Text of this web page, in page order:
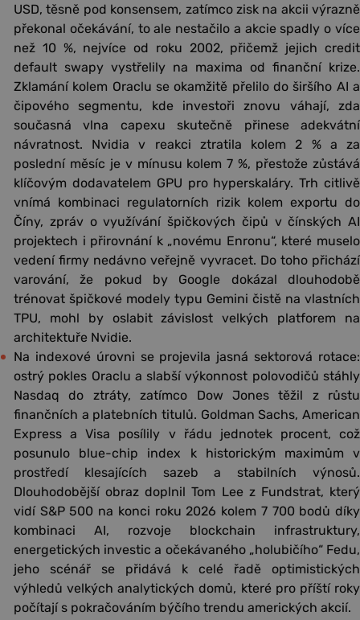
USD, těsně pod konsensem, zatímco zisk na akcii výrazně
překonal očekávání, to ale nestačilo a akcie spadly o více
než 10 %, nejvíce od roku 2002, přičemž jejich credit
default swapy vystřelily na maxima od finanční krize.
Zklamání kolem Oraclu se okamžitě přelilo do širšího AI a
čipového segmentu, kde investoři znovu váhají, zda
současná vlna capexu skutečně přinese adekvátní
návratnost. Nvidia v reakci ztratila kolem 2 % a za
poslední měsíc je v mínusu kolem 7 %, přestože zůstává
klíčovým dodavatelem GPU pro hyperskaláry. Trh citlivě
vnímá kombinaci regulatorních rizik kolem exportu do
Číny, zpráv o využívání špičkových čipů v čínských AI
projektech i přirovnání k „novému Enronu“, které muselo
vedení firmy nedávno veřejně vyvracet. Do toho přichází
varování, že pokud by Google dokázal dlouhodobě
trénovat špičkové modely typu Gemini čistě na vlastních
TPU, mohl by oslabit závislost velkých platforem na
architektuře Nvidie.
Na indexové úrovni se projevila jasná sektorová rotace:
ostrý pokles Oraclu a slabší výkonnost polovodičů stáhly
Nasdaq do ztráty, zatímco Dow Jones těžil z růstu
finančních a platebních titulů. Goldman Sachs, American
Express a Visa posílily v řádu jednotek procent, což
posunulo blue-chip index k historickým maximům v
prostředí klesajících sazeb a stabilních výnosů.
Dlouhodobější obraz doplnil Tom Lee z Fundstrat, který
vidí S&P 500 na konci roku 2026 kolem 7 700 bodů díky
kombinaci AI, rozvoje blockchain infrastruktury,
energetických investic a očekávaného „holubičího“ Fedu,
jeho scénář se přidává k celé řadě optimistických
výhledů velkých analytických domů, které pro příští roky
počítají s pokračováním býčího trendu amerických akcií.